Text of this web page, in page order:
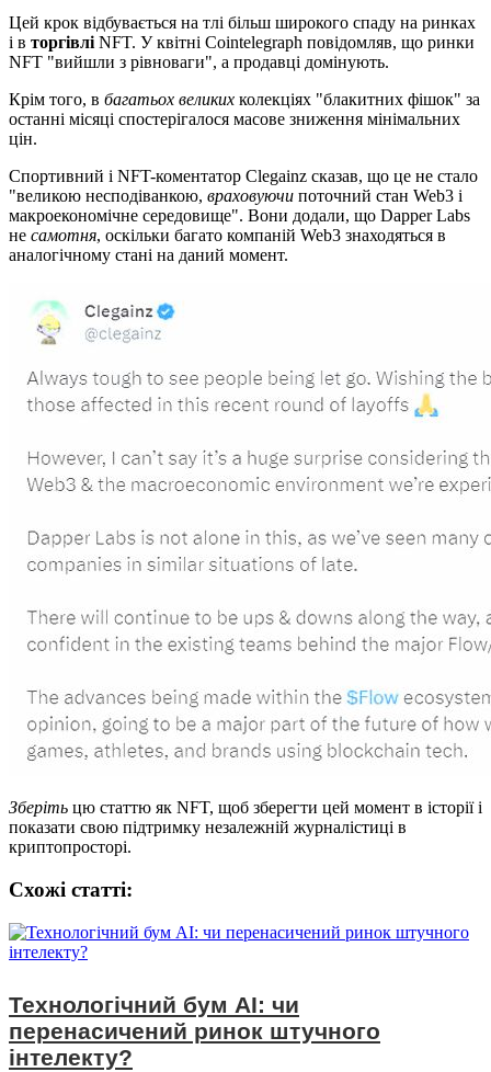
Цей крок відбувається на тлі більш широкого спаду на ринках
і в торгівліNFT. У квітні Cointelegraph повідомляв, що ринки
NFT "вийшли з рівноваги", а продавці домінують.
Крім того, в багатьох великих колекціях "блакитних фішок" за
останні місяці спостерігалося масове зниження мінімальних
цін.
Спортивний і NFT-коментатор Clegainz сказав, що це не стало
"великою несподіванкою, враховуючи поточний стан Web3 і
макроекономічне середовище". Вони додали, що Dapper Labs
не самотня, оскільки багато компаній Web3 знаходяться в
аналогічному стані на даний момент.
Зберіть цю статтю як NFT, щоб зберегти цей момент в історії і
показати свою підтримку незалежній журналістиці в
криптопросторі.
Схожі статтi:
Технологічний бум AI: чи
перенасичений ринок штучного
інтелекту?